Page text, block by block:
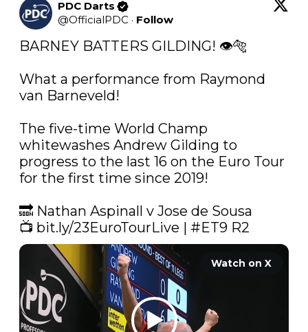
PDC Darts
@OfficialPDC · Follow
BARNEY BATTERS GILDING! 👁️🐅
What a performance from Raymond
van Barneveld!
The five-time World Champ
whitewashes Andrew Gilding to
progress to the last 16 on the Euro Tour
for the first time since 2019!
🔜 Nathan Aspinall v Jose de Sousa
📺 bit.ly/23EuroTourLive | #ET9 R2
Watch on X